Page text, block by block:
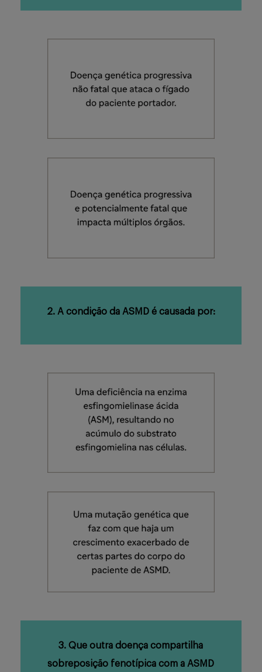
2. A condição da ASMD é causada por:
3. Que outra doença compartilha
sobreposição fenotípica com a ASMD